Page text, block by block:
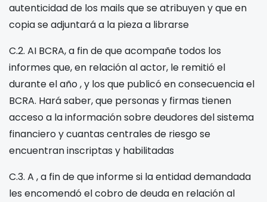
autenticidad de los mails que se atribuyen y que en
copia se adjuntará a la pieza a librarse
C.2. AI BCRA, a fin de que acompañe todos los
informes que, en relación al actor, le remitió el
durante el año, y los que publicó en consecuencia el
BCRA. Hará saber, que personas y firmas tienen
acceso a la información sobre deudores del sistema
financiero y cuantas centrales de riesgo se
encuentran inscriptas y habilitadas
C.3. A , a fin de que informe si la entidad demandada
les encomendó el cobro de deuda en relación al